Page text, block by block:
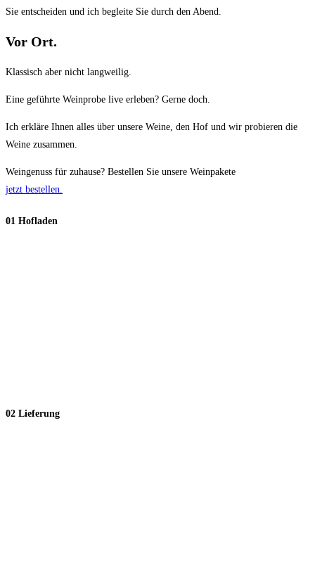
Sie entscheiden und ich begleite Sie durch den Abend.
Vor Ort.
Klassisch aber nicht langweilig.
Eine geführte Weinprobe live erleben? Gerne doch.
Ich erkläre Ihnen alles über unsere Weine, den Hof und wir probieren die
Weine zusammen.
Weingenuss für zuhause? Bestellen Sie unsere Weinpakete
jetzt bestellen.
01 Hofladen
02 Lieferung